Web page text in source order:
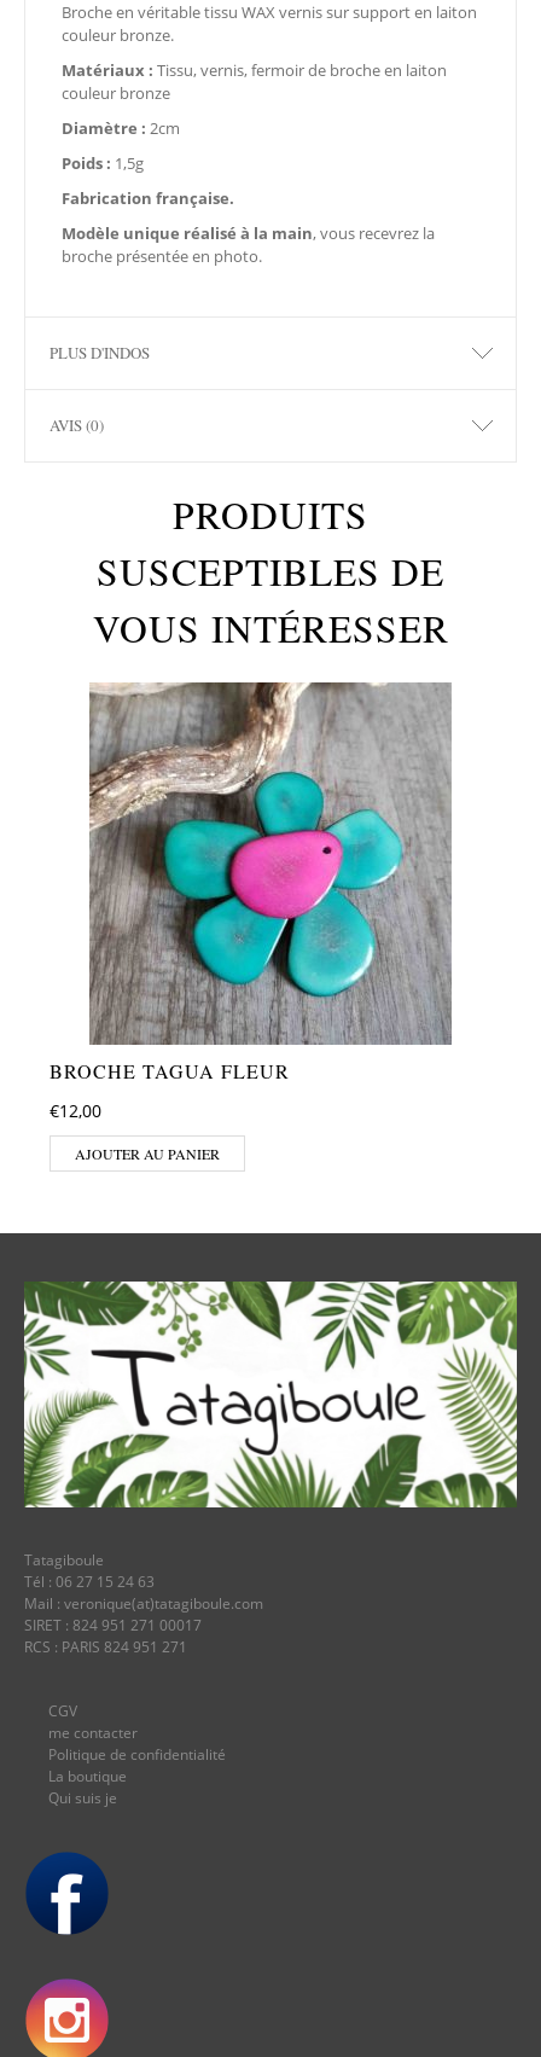
Broche en véritable tissu WAX vernis sur support en laiton
couleur bronze.
Matériaux : Tissu, vernis, fermoir de broche en laiton
couleur bronze
Diamètre : 2cm
Poids : 1,5g
Fabrication française.
Modèle unique réalisé à la main, vous recevrez la
broche présentée en photo.
PLUS D'INDOS
AVIS (0)
PRODUITS
SUSCEPTIBLES DE
VOUS INTÉRESSER
BROCHE TAGUA FLEUR
€12,00
AJOUTER AU PANIER
Tatagiboule
Tél : 06 27 15 24 63
Mail : veronique(at)tatagiboule.com
SIRET : 824 951 271 00017
RCS : PARIS 824 951 271
CGV
me contacter
Politique de confidentialité
La boutique
Qui suis je